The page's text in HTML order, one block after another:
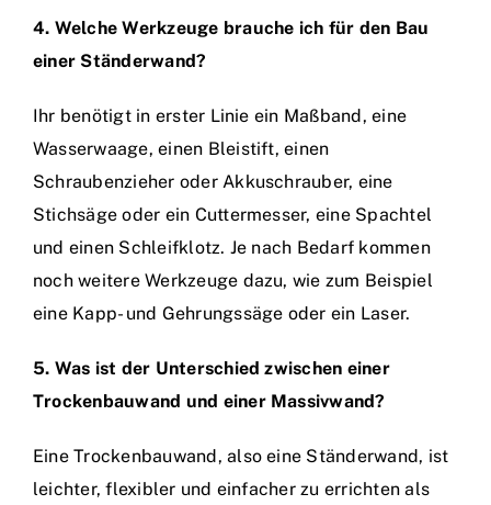
4. Welche Werkzeuge brauche ich für den Bau
einer Ständerwand?
Ihr benötigt in erster Linie ein Maßband, eine
Wasserwaage, einen Bleistift, einen
Schraubenzieher oder Akkuschrauber, eine
Stichsäge oder ein Cuttermesser, eine Spachtel
und einen Schleifklotz. Je nach Bedarf kommen
noch weitere Werkzeuge dazu, wie zum Beispiel
eine Kapp- und Gehrungssäge oder ein Laser.
5. Was ist der Unterschied zwischen einer
Trockenbauwand und einer Massivwand?
Eine Trockenbauwand, also eine Ständerwand, ist
leichter, flexibler und einfacher zu errichten als